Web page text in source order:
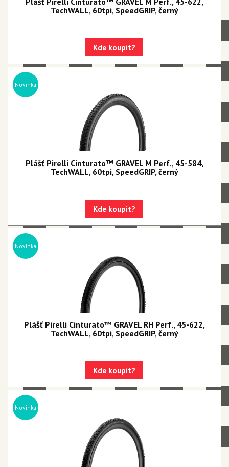
TechWALL, 60tpi, SpeedGRIP, černý
Kde koupit?
Novinka
Plášť Pirelli Cinturato™ GRAVEL M Perf., 45-584,
TechWALL, 60tpi, SpeedGRIP, černý
Kde koupit?
Novinka
Plášť Pirelli Cinturato™ GRAVEL RH Perf., 45-622,
TechWALL, 60tpi, SpeedGRIP, černý
Kde koupit?
Novinka